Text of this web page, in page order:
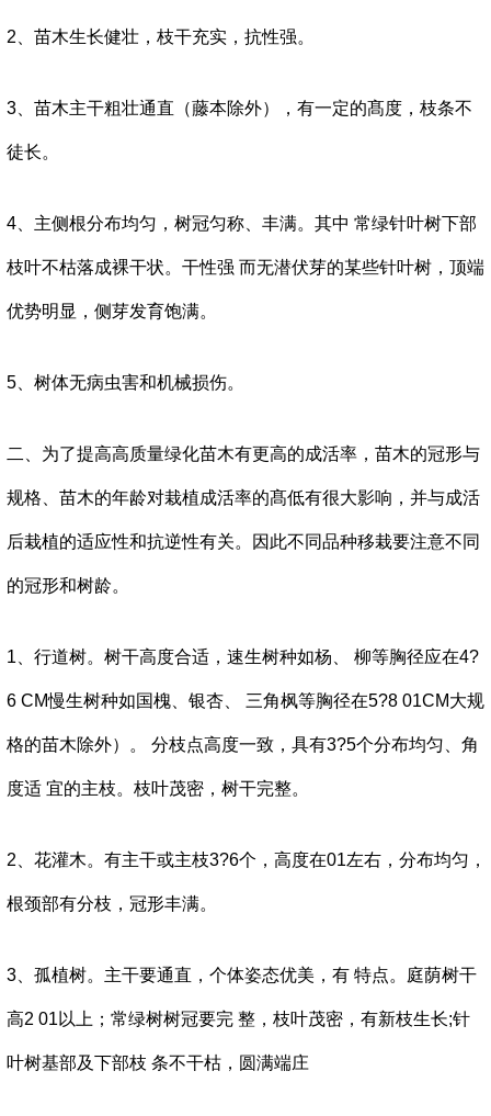
2、苗木生长健壮，枝干充实，抗性强。
3、苗木主干粗壮通直（藤本除外），有一定的髙度，枝条不
徒长。
4、主侧根分布均匀，树冠匀称、丰满。其中 常绿针叶树下部
枝叶不枯落成裸干状。干性强 而无潜伏芽的某些针叶树，顶端
优势明显，侧芽发育饱满。
5、树体无病虫害和机械损伤。
二、为了提高高质量绿化苗木有更高的成活率，苗木的冠形与
规格、苗木的年龄对栽植成活率的髙低有很大影响，并与成活
后栽植的适应性和抗逆性有关。因此不同品种移栽要注意不同
的冠形和树龄。
1、行道树。树干高度合适，速生树种如杨、 柳等胸径应在4?
6 CM慢生树种如国槐、银杏、 三角枫等胸径在5?8 01CM大规
格的苗木除外）。 分枝点高度一致，具有3?5个分布均匀、角
度适 宜的主枝。枝叶茂密，树干完整。
2、花灌木。有主干或主枝3?6个，高度在01左右，分布均匀，
根颈部有分枝，冠形丰满。
3、孤植树。主干要通直，个体姿态优美，有 特点。庭荫树干
高2 01以上；常绿树树冠要完 整，枝叶茂密，有新枝生长;针
叶树基部及下部枝 条不干枯，圆满端庄